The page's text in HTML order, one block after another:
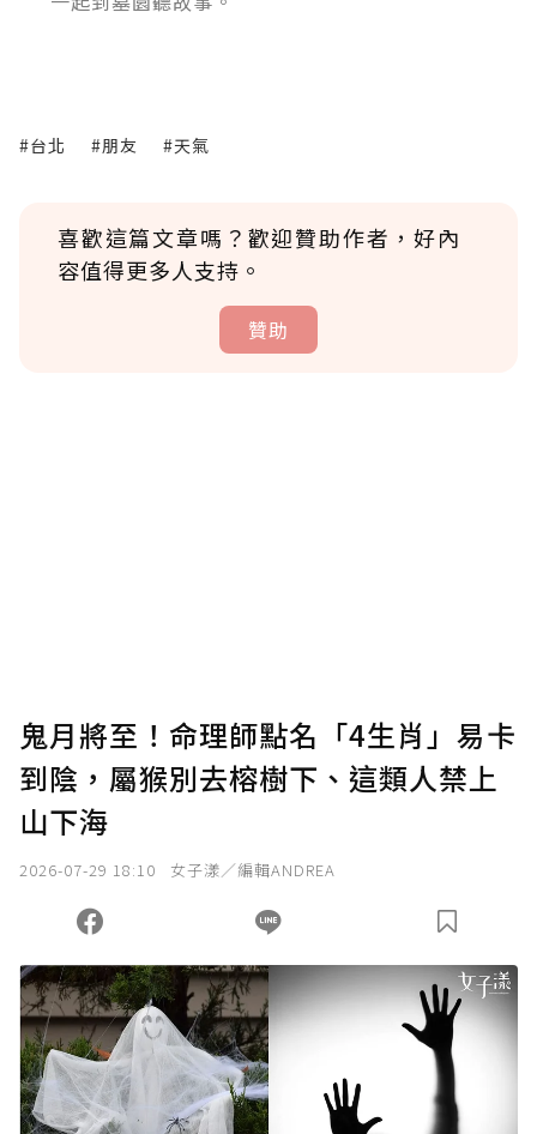
#台北 #朋友 #天氣
喜歡這篇文章嗎？歡迎贊助作者，好內
容值得更多人支持。
贊助
確認送出
您當前剩餘 U 利點數：0點；前往 購買點數
鬼月將至！命理師點名「4生肖」易卡
到陰，屬猴別去榕樹下、這類人禁上
山下海
2026-07-29 18:10 女子漾／編輯ANDREA